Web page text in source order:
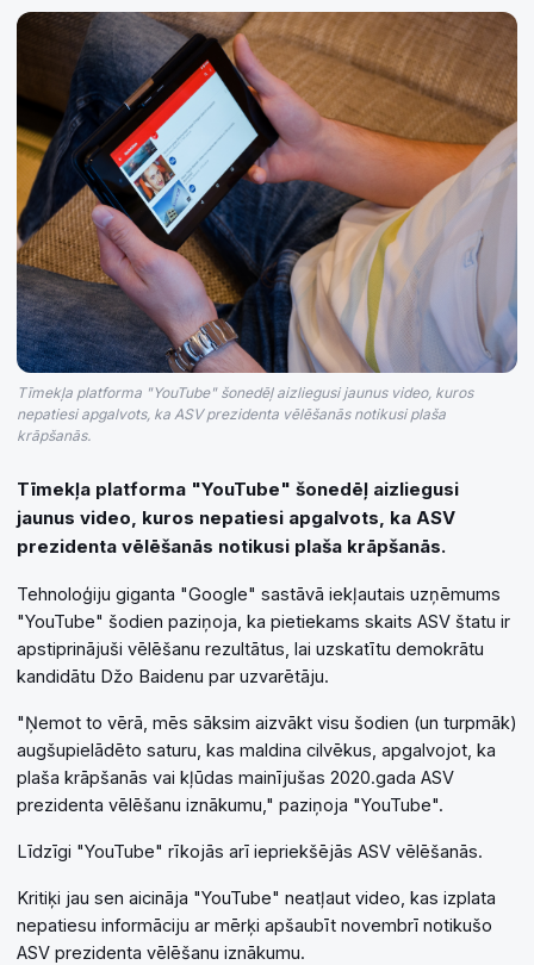
Tīmekļa platforma "YouTube" šonedēļ aizliegusi jaunus video, kuros
nepatiesi apgalvots, ka ASV prezidenta vēlēšanās notikusi plaša
krāpšanās.
Tīmekļa platforma "YouTube" šonedēļ aizliegusi
jaunus video, kuros nepatiesi apgalvots, ka ASV
prezidenta vēlēšanās notikusi plaša krāpšanās.
Tehnoloģiju giganta "Google" sastāvā iekļautais uzņēmums
"YouTube" šodien paziņoja, ka pietiekams skaits ASV štatu ir
apstiprinājuši vēlēšanu rezultātus, lai uzskatītu demokrātu
kandidātu Džo Baidenu par uzvarētāju.
"Ņemot to vērā, mēs sāksim aizvākt visu šodien (un turpmāk)
augšupielādēto saturu, kas maldina cilvēkus, apgalvojot, ka
plaša krāpšanās vai kļūdas mainījušas 2020.gada ASV
prezidenta vēlēšanu iznākumu," paziņoja "YouTube".
Līdzīgi "YouTube" rīkojās arī iepriekšējās ASV vēlēšanās.
Kritiķi jau sen aicināja "YouTube" neatļaut video, kas izplata
nepatiesu informāciju ar mērķi apšaubīt novembrī notikušo
ASV prezidenta vēlēšanu iznākumu.